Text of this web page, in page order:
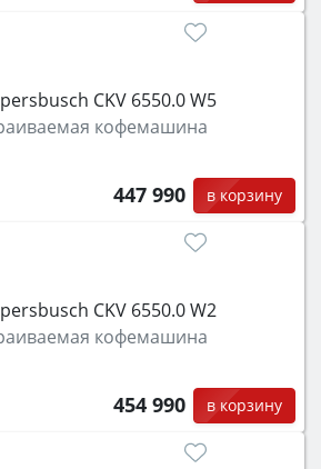
CKV 6550.0 W5
кофемашина
447 990 в корзину
CKV 6550.0 W2
кофемашина
454 990 в корзину